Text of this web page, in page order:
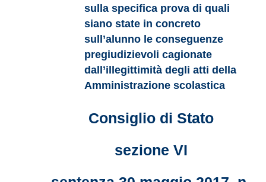
sulla specifica prova di quali
siano state in concreto
sull’alunno le conseguenze
pregiudizievoli cagionate
dall’illegittimità degli atti della
Amministrazione scolastica
Consiglio di Stato
sezione VI